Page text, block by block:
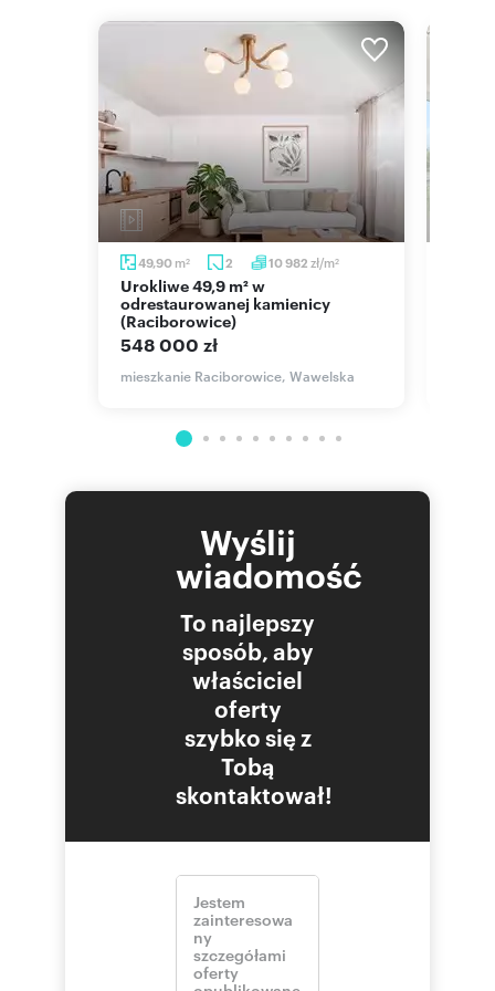
49,90 m2 2 10 982 zł/m2
Urokliwe 49,9 m² w
odrestaurowanej kamienicy
(Raciborowice)
548 000 zł
mieszkanie Raciborowice, Wawelska
Wyślij
wiadomość
To najlepszy
sposób, aby
właściciel
oferty
szybko się z
Tobą
skontaktował!